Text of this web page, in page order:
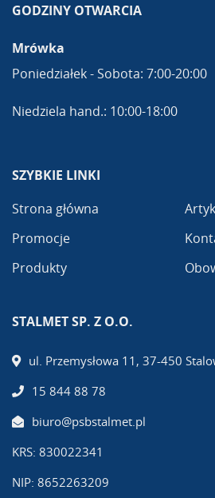
GODZINY OTWARCIA
Mrówka
Poniedziałek - Sobota: 7:00-20:00
Niedziela hand.: 10:00-18:00
SZYBKIE LINKI
Strona główna
Promocje
Produkty
STALMET SP. Z O.O.
ul. Przemysłowa 11, 37-450
15 844 88 78
biuro@psbstalmet.pl
KRS: 830022341
NIP: 8652263209